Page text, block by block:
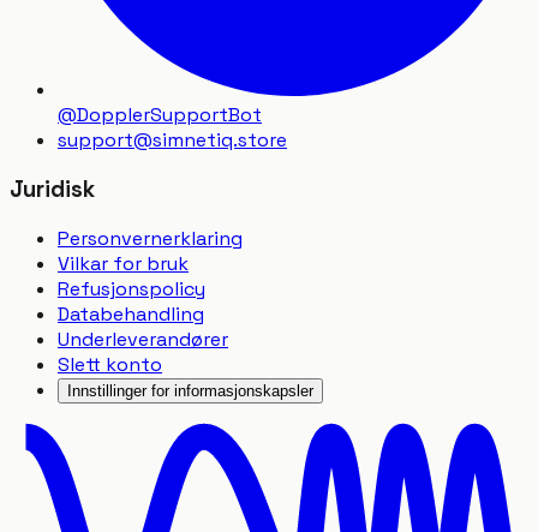
@DopplerSupportBot
support@simnetiq.store
Juridisk
Personvernerklaring
Vilkar for bruk
Refusjonspolicy
Databehandling
Underleverandører
Slett konto
Innstillinger for informasjonskapsler